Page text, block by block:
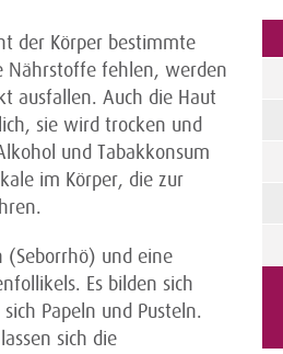
der Körper bestimmte
Nährstoffe fehlen, werden
ausfallen. Auch die Haut
sie wird trocken und
und Tabakkonsum
im Körper, die zur
und eine
Es bilden sich
Papeln und Pusteln.
sich die